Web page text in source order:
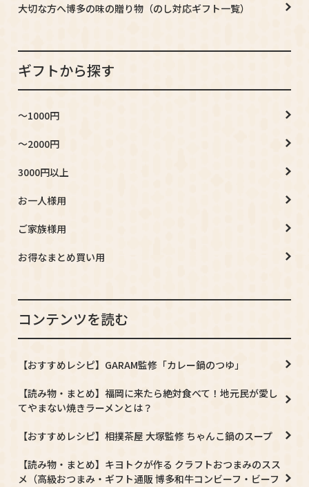
大切な方へ博多の味の贈り物（のし対応ギフト一覧）
ギフトから探す
～1000円
～2000円
3000円以上
お一人様用
ご家族様用
お得なまとめ買い用
コンテンツを読む
【おすすめレシピ】GARAM監修「カレー鍋のつゆ」
【読み物・まとめ】福岡に来たら絶対食べて！地元民が愛し
てやまない焼きラーメンとは？
【おすすめレシピ】相撲茶屋 大塚監修 ちゃんこ鍋のスープ
【読み物・まとめ】キヨトクが作る クラフトおつまみのスス
メ（高級おつまみ・ギフト通販 博多和牛コンビーフ・ビーフ